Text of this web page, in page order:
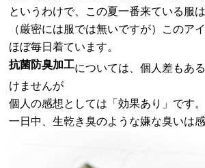
というわけで、この夏一番来ている服
（厳密には服では無いですが）このア
ほぼ毎日着ています。
抗菌防臭加工については、個人差もあ
けませんが
個人の感想としては「効果あり」です。
一日中、生乾き臭のような嫌な臭いは感